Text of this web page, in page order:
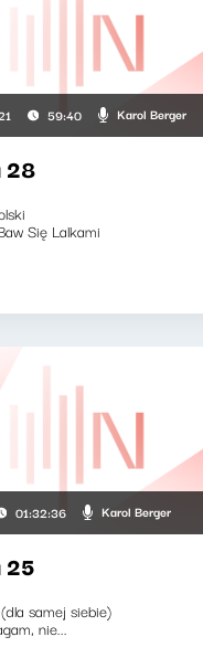
59:40 Karol Berger
28
Się Lalkami
01:32:36 Karol Berger
25
samej siebie)
nie...